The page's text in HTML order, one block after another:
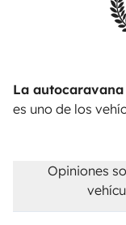
La
es uno de los
Opiniones